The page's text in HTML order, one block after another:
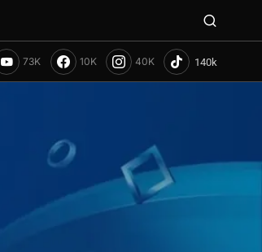
73K 10K 40K